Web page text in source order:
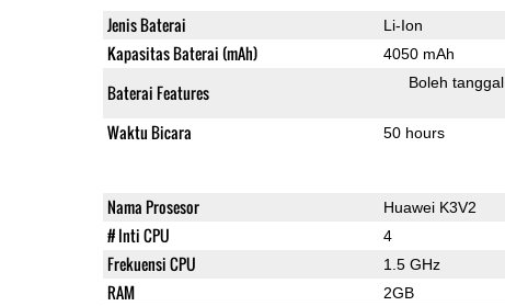
Jenis Baterai Li-Ion
Kapasitas Baterai (mAh) 4050 mAh
Baterai Features Boleh tanggal
Waktu Bicara 50 hours
Nama Prosesor Huawei K3V2
# Inti CPU 4
Frekuensi CPU 1.5 GHz
RAM 2GB